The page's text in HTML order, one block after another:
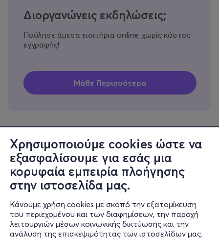
Χρησιμοποιούμε cookies ώστε να
εξασφαλίσουμε για εσάς μια
κορυφαία εμπειρία πλοήγησης
στην ιστοσελίδα μας.
Κάνουμε χρήση cookies με σκοπό την εξατομίκευση
του περιεχομένου και των διαφημίσεων, την παροχή
λειτουργιών μέσων κοινωνικής δικτύωσης και την
ανάλυση της επισκεψιμότητας των ιστοσελίδων μας.
Διοργανώνεις εκδηλώσεις;
Πούλησε άμεσα εισιτήρια online, χωρίς κόστος
εγγραφής!
Πληροφορίες
Υποστήριξη
Stay Connected